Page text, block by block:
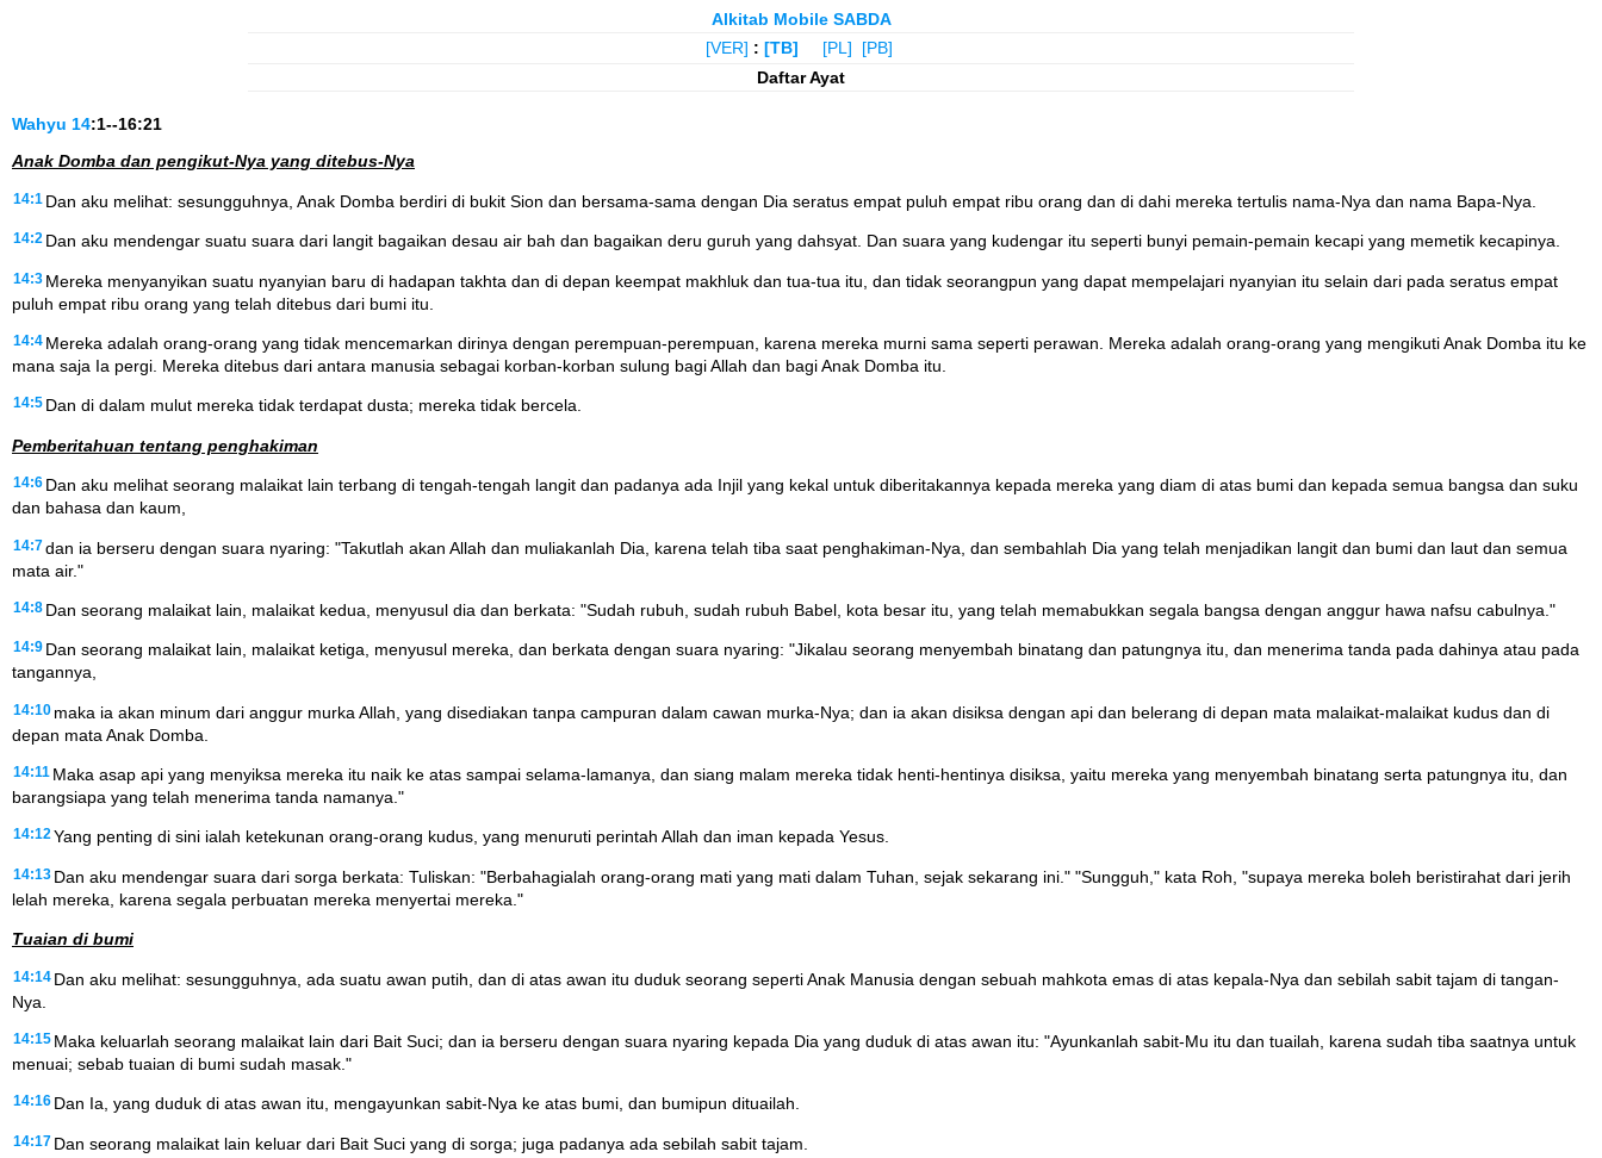
Alkitab Mobile SABDA
[VER] : [TB] [PL]
[PB]
Daftar Ayat
Wahyu 14:1--16:21
Anak Domba dan pengikut-Nya yang ditebus-Nya
14:1 Dan aku melihat: sesungguhnya, Anak Domba berdiri di bukit Sion dan bersama-sama dengan Dia seratus empat puluh empat ribu orang dan di dahi mereka tertulis nama-Nya dan nama Bapa-Nya.
14:2 Dan aku mendengar suatu suara dari langit bagaikan desau air bah dan bagaikan deru guruh yang dahsyat. Dan suara yang kudengar itu seperti bunyi pemain-pemain kecapi yang memetik kecapinya.
14:3 Mereka menyanyikan suatu nyanyian baru di hadapan takhta dan di depan keempat makhluk dan tua-tua itu, dan tidak seorangpun yang dapat mempelajari nyanyian itu selain dari pada seratus empat
puluh empat ribu orang yang telah ditebus dari bumi itu.
14:4 Mereka adalah orang-orang yang tidak mencemarkan dirinya dengan perempuan-perempuan, karena mereka murni sama seperti perawan. Mereka adalah orang-orang yang mengikuti Anak Domba itu ke
mana saja Ia pergi. Mereka ditebus dari antara manusia sebagai korban-korban sulung bagi Allah dan bagi Anak Domba itu.
14:5 Dan di dalam mulut mereka tidak terdapat dusta; mereka tidak bercela.
Pemberitahuan tentang penghakiman
14:6 Dan aku melihat seorang malaikat lain terbang di tengah-tengah langit dan padanya ada Injil yang kekal untuk diberitakannya kepada mereka yang diam di atas bumi dan kepada semua bangsa dan suku
dan bahasa dan kaum,
14:7dan ia berseru dengan suara nyaring: "Takutlah akan Allah dan muliakanlah Dia, karena telah tiba saat penghakiman-Nya, dan sembahlah Dia yang telah menjadikan langit dan bumi dan laut dan semua
mata air."
14:8 Dan seorang malaikat lain, malaikat kedua, menyusul dia dan berkata: "Sudah rubuh, sudah rubuh Babel, kota besar itu, yang telah memabukkan segala bangsa dengan anggur hawa nafsu cabulnya."
14:9 Dan seorang malaikat lain, malaikat ketiga, menyusul mereka, dan berkata dengan suara nyaring: "Jikalau seorang menyembah binatang dan patungnya itu, dan menerima tanda pada dahinya atau pada
tangannya,
14:10 maka ia akan minum dari anggur murka Allah, yang disediakan tanpa campuran dalam cawan murka-Nya; dan ia akan disiksa dengan api dan belerang di depan mata malaikat-malaikat kudus dan di
depan mata Anak Domba.
14:11 Maka asap api yang menyiksa mereka itu naik ke atas sampai selama-lamanya, dan siang malam mereka tidak henti-hentinya disiksa, yaitu mereka yang menyembah binatang serta patungnya itu, dan
barangsiapa yang telah menerima tanda namanya."
14:12Yang penting di sini ialah ketekunan orang-orang kudus, yang menuruti perintah Allah dan iman kepada Yesus.
14:13 Dan aku mendengar suara dari sorga berkata: Tuliskan: "Berbahagialah orang-orang mati yang mati dalam Tuhan, sejak sekarang ini." "Sungguh," kata Roh, "supaya mereka boleh beristirahat dari jerih
lelah mereka, karena segala perbuatan mereka menyertai mereka."
Tuaian di bumi
14:14 Dan aku melihat: sesungguhnya, ada suatu awan putih, dan di atas awan itu duduk seorang seperti Anak Manusia dengan sebuah mahkota emas di atas kepala-Nya dan sebilah sabit tajam di tangan-
Nya.
14:15 Maka keluarlah seorang malaikat lain dari Bait Suci; dan ia berseru dengan suara nyaring kepada Dia yang duduk di atas awan itu: "Ayunkanlah sabit-Mu itu dan tuailah, karena sudah tiba saatnya untuk
menuai; sebab tuaian di bumi sudah masak."
14:16 Dan Ia, yang duduk di atas awan itu, mengayunkan sabit-Nya ke atas bumi, dan bumipun dituailah.
14:17 Dan seorang malaikat lain keluar dari Bait Suci yang di sorga; juga padanya ada sebilah sabit tajam.